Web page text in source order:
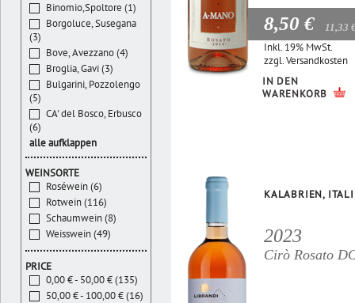
8,50 € 11,33
Inkl. 19% MwSt.
zzgl.Versandkosten
IN DEN
WARENKORB
KALABRIEN,
2023
Cirò Rosato
Binomio,Spoltore (1)
Borgoluce, Susegana
(3)
Bove, Avezzano (4)
Broglia, Gavi (3)
Bulgarini, Pozzolengo
(5)
CA' del Bosco, Erbusco
(6)
alle aufklappen
WEINSORTE
Roséwein (6)
Rotwein (116)
Schaumwein (8)
Weisswein (49)
PRICE
0,00 € - 50,00 € (135)
50,00 € - 100,00 € (16)